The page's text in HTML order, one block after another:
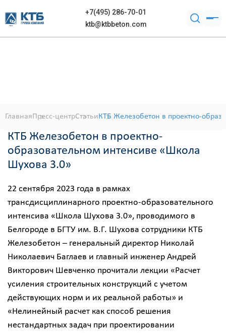
+7(495) 286-70-01
ktb@ktbbeton.com
ГлавнаяПресс-центрСтатьиКТБ Железобетон в проектно-
КТБ Железобетон в проектно-
образовательном интенсиве «Школа
Шухова 3.0»
22 сентября 2023 года в рамках
трансдисциплинарного проектно-образовательного
интенсива «Школа Шухова 3.0», проводимого в
Белгороде в БГТУ им. В.Г. Шухова сотрудники КТБ
Железобетон – генеральный директор Николай
Николаевич Баглаев и главный инженер Андрей
Викторович Шевченко прочитали лекции «Расчет
усиления строительных конструкций с учетом
действующих норм и их реальной работы» и
«Нелинейный расчет как способ решения
нестандартных задач при проектировании